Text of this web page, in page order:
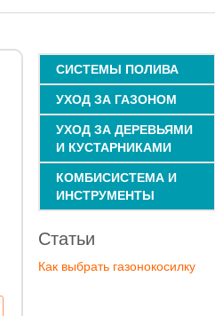
СИСТЕМЫ ПОЛИВА
УХОД ЗА ГАЗОНОМ
УХОД ЗА ДЕРЕВЬЯМИ
И КУСТАРНИКАМИ
КОМБИСИСТЕМА И
ИНСТРУМЕНТЫ
Статьи
Как выбрать газонокосилку